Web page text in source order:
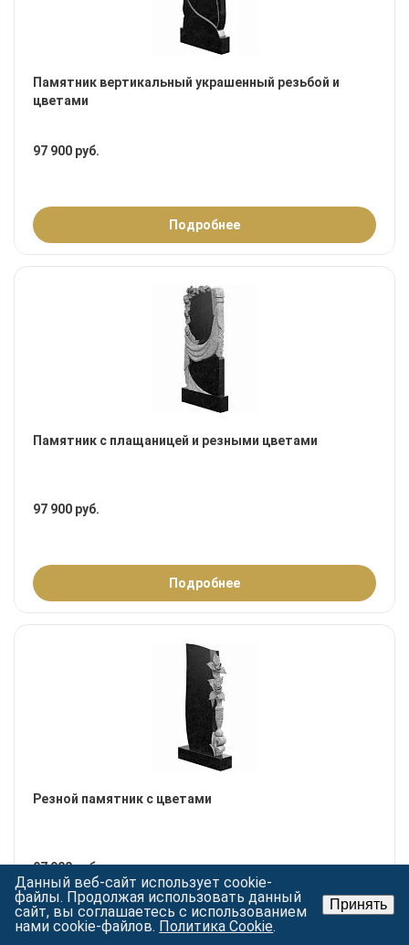
Памятник вертикальный украшенный резьбой и
цветами
97 900 руб.
Подробнее
Памятник с плащаницей и резными цветами
97 900 руб.
Подробнее
Резной памятник с цветами
97 900 руб.
Данный веб-сайт использует cookie-
файлы. Продолжая использовать данный
сайт, вы соглашаетесь с использованием
нами cookie-файлов. Политика Cookie.
Принять